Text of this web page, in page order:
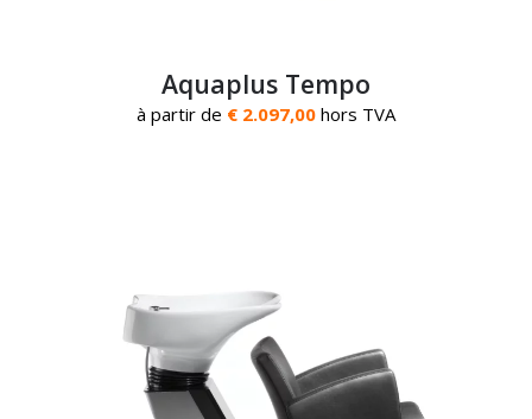
Aquaplus Tempo
à partir de € 2.097,00 hors TVA